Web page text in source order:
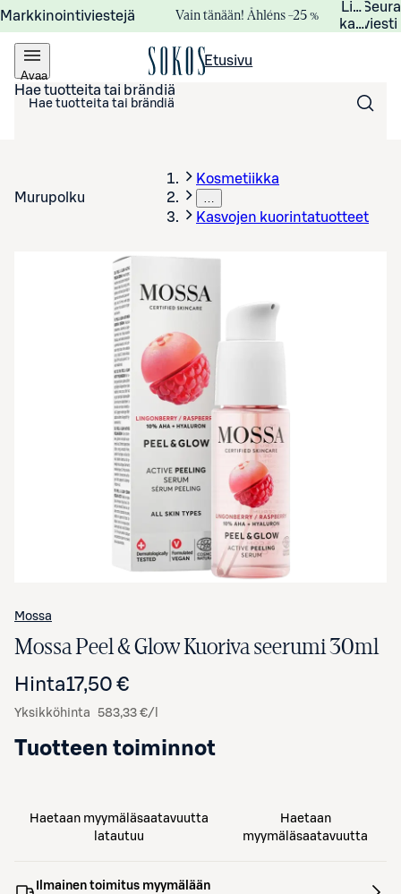
Markkinointiviestejä Vain tänään! Åhléns –25 %
viesti
Avaa
valikko
Etusivu
Hae tuotteita tai brändiä
Murupolku
Kosmetiikka
…
Kasvojen kuorintatuotteet
Avaa tuotekuva suurennettuna
Mossa
Mossa Peel & Glow Kuoriva seerumi 30ml
Hinta17,50 €
Yksikköhinta 583,33 €/l
Tuotteen toiminnot
Haetaan myymäläsaatavuutta
latautuu
Haetaan
myymäläsaatavuutta
Ilmainen toimitus myymälään